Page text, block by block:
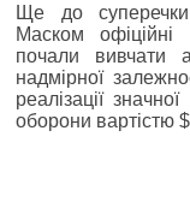
Ще до
Маском
почали вивчати
надмірної
реалізації
оборони вартістю